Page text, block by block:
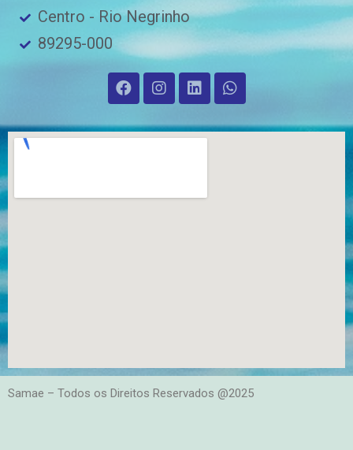
Centro - Rio Negrinho
89295-000
Samae – Todos os Direitos Reservados @2025